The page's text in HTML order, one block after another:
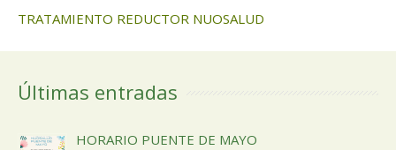
TRATAMIENTO REDUCTOR NUOSALUD
Últimas entradas
HORARIO PUENTE DE MAYO